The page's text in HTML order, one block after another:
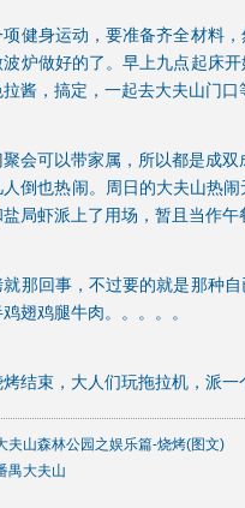
健身运动，要准备齐全材料
波炉做好的了。早上九点起床
酱，搞定，一起去大夫山门口
会可以带家属，所以都是成
倒也热闹。周日的大夫山热
局虾派上了用场，暂且当作午
那回事，不过要的就是那种
翅鸡腿牛肉。。。。。
结束，大人们玩拖拉机，派
夫山森林公园之娱乐篇-烧烤(图文)
禺大夫山